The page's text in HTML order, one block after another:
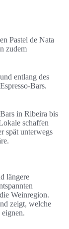
Pastel de Nata
zudem
entlang des
Bars.
in Ribeira bis
schaffen
spät unterwegs
längere
Weinregion.
zeigt, welche